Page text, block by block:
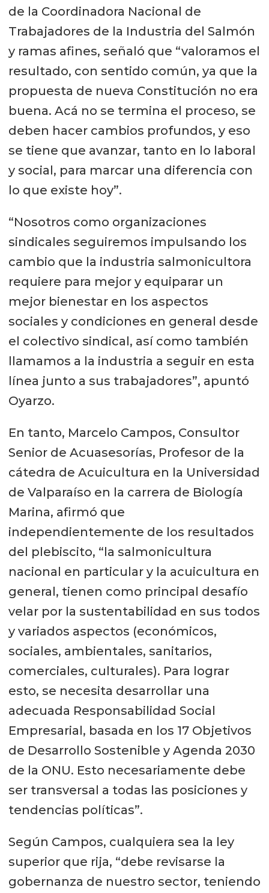
de la Coordinadora Nacional de
Trabajadores de la Industria del Salmón
y ramas afines, señaló que “valoramos el
resultado, con sentido común, ya que la
propuesta de nueva Constitución no era
buena. Acá no se termina el proceso, se
deben hacer cambios profundos, y eso
se tiene que avanzar, tanto en lo laboral
y social, para marcar una diferencia con
lo que existe hoy”.
“Nosotros como organizaciones
sindicales seguiremos impulsando los
cambio que la industria salmonicultora
requiere para mejor y equiparar un
mejor bienestar en los aspectos
sociales y condiciones en general desde
el colectivo sindical, así como también
llamamos a la industria a seguir en esta
línea junto a sus trabajadores”, apuntó
Oyarzo.
En tanto, Marcelo Campos, Consultor
Senior de Acuasesorías, Profesor de la
cátedra de Acuicultura en la Universidad
de Valparaíso en la carrera de Biología
Marina, afirmó que
independientemente de los resultados
del plebiscito, “la salmonicultura
nacional en particular y la acuicultura en
general, tienen como principal desafío
velar por la sustentabilidad en sus todos
y variados aspectos (económicos,
sociales, ambientales, sanitarios,
comerciales, culturales). Para lograr
esto, se necesita desarrollar una
adecuada Responsabilidad Social
Empresarial, basada en los 17 Objetivos
de Desarrollo Sostenible y Agenda 2030
de la ONU. Esto necesariamente debe
ser transversal a todas las posiciones y
tendencias políticas”.
Según Campos, cualquiera sea la ley
superior que rija, “debe revisarse la
gobernanza de nuestro sector, teniendo